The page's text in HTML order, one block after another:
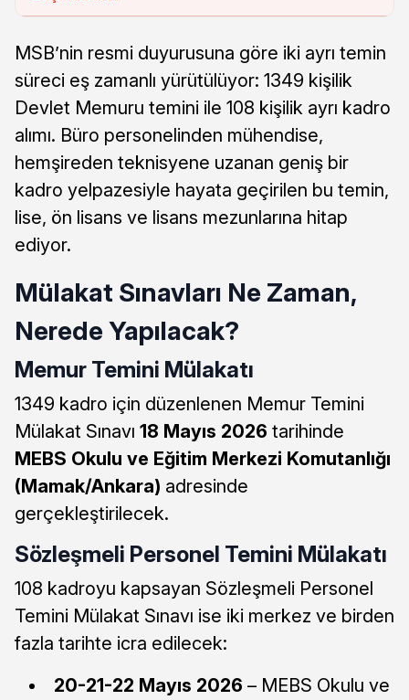
MSB’nin resmi duyurusuna göre iki ayrı temin
süreci eş zamanlı yürütülüyor: 1349 kişilik
Devlet Memuru temini ile 108 kişilik ayrı kadro
alımı. Büro personelinden mühendise,
hemşireden teknisyene uzanan geniş bir
kadro yelpazesiyle hayata geçirilen bu temin,
lise, ön lisans ve lisans mezunlarına hitap
ediyor.
Mülakat Sınavları Ne Zaman,
Nerede Yapılacak?
Memur Temini Mülakatı
1349 kadro için düzenlenen Memur Temini
Mülakat Sınavı 18 Mayıs 2026 tarihinde
MEBS Okulu ve Eğitim Merkezi Komutanlığı
(Mamak/Ankara) adresinde
gerçekleştirilecek.
Sözleşmeli Personel Temini Mülakatı
108 kadroyu kapsayan Sözleşmeli Personel
Temini Mülakat Sınavı ise iki merkez ve birden
fazla tarihte icra edilecek:
20-21-22 Mayıs 2026 – MEBS Okulu ve